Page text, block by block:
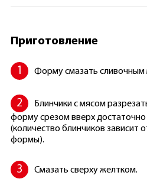
Приготовление
Форму смазать сливочным
Блинчики с мясом
форму срезом вверх достаточно
(количество блинчиков зависит
формы).
Смазать сверху желтком.